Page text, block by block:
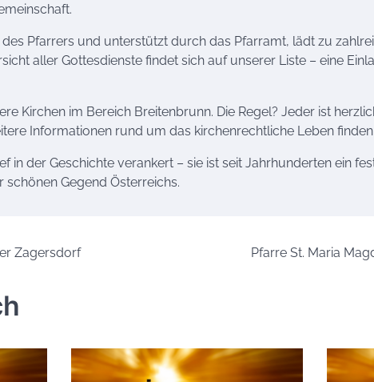
Pfarrers und unterstützt durch das Pfarramt, lädt zu
aller Gottesdienste findet sich auf unserer Liste – eine
Kirchen im Bereich Breitenbrunn. Die Regel? Jeder ist
Informationen rund um das kirchenrechtliche Leben
in der Geschichte verankert – sie ist seit Jahrhunderten ein
schönen Gegend Österreichs.
Zagersdorf Pfarre St. Maria